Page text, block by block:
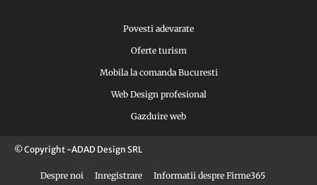
Povesti adevarate
Oferte turism
Mobila la comanda Bucuresti
Web Design profesional
Gazduire web
© Copyright -ADAD Design SRL
Despre noi Inregistrare Informatii despre Firme365